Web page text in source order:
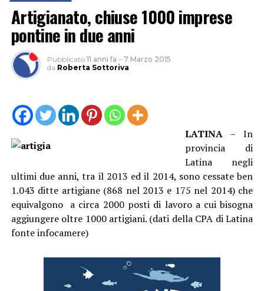
Artigianato, chiuse 1000 imprese
pontine in due anni
Pubblicato 11 anni fa – 7 Marzo 2015
da Roberta Sottoriva
LATINA– In
provincia di
Latina negli
ultimi due anni, tra il 2013 ed il 2014, sono cessate ben
1.043 ditte artigiane (868 nel 2013 e 175 nel 2014) che
equivalgono a circa 2000 posti di lavoro a cui bisogna
aggiungere oltre 1000 artigiani. (dati della CPA di Latina
fonte infocamere)